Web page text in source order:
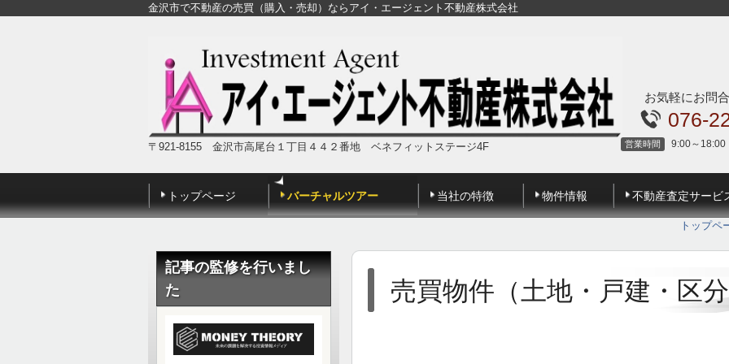
金沢市で不動産の売買（購入・売却）ならアイ・エージェント不動産株式会社
〒921-8155 金沢市高尾台１丁目４４２番地 ベネフィットステージ4F
お気軽にお問
076-
営業時間 9:00～18:00
トップページ バーチャルツアー 当社の特徴 物件情報 不動産査定サービ
トップペ
売買物件（土地・戸建・区
記事の監修を行いまし
た